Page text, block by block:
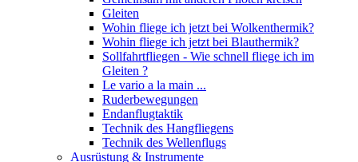
Gleiten
Wohin fliege ich jetzt bei Wolkenthermik?
Wohin fliege ich jetzt bei Blauthermik?
Sollfahrtfliegen - Wie schnell fliege ich im
Gleiten ?
Le vario a la main ...
Ruderbewegungen
Endanflugtaktik
Technik des Hangfliegens
Technik des Wellenflugs
Ausrüstung & Instrumente